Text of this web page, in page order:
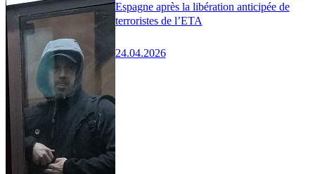
Espagne après la libération anticipée de
terroristes de l’ETA
24.04.2026